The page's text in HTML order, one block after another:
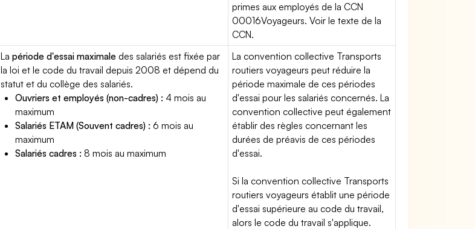
primes aux employés de la CCN
00016Voyageurs. Voir le texte de la
CCN.
Lapériode d'essai maximale des salariés est fixée par
la loi et le code du travail depuis 2008 et dépend du
statut et du collège des salariés.
Ouvriers et employés (non-cadres) : 4 mois au
maximum
Salariés ETAM (Souvent cadres) : 6 mois au
maximum
Salariés cadres : 8 mois au maximum
La convention collective Transports
routiers voyageurs peut réduire la
période maximale de ces périodes
d'essai pour les salariés concernés. La
convention collective peut également
établir des règles concernant les
durées de préavis de ces périodes
d'essai.
Si la convention collective Transports
routiers voyageurs établit une période
d'essai supérieure au code du travail,
alors le code du travail s'applique.